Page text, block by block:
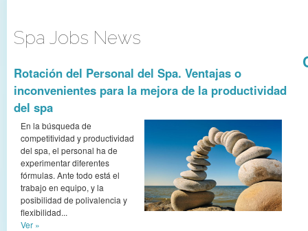
Spa Jobs News
Rotación del Personal del Spa. Ventajas o
inconvenientes para la mejora de la productividad
del spa
En la búsqueda de
competitividad y productividad
del spa, el personal ha de
experimentar diferentes
fórmulas. Ante todo está el
trabajo en equipo, y la
posibilidad de polivalencia y
flexibilidad...
Ver »